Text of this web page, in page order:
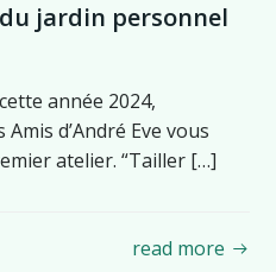
jardin personnel
année 2024,
Amis d’André Eve vous
atelier. “Tailler […]
read more